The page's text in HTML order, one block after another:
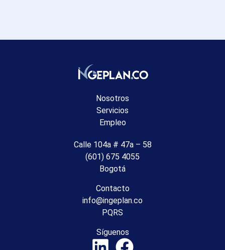
Nosotros
Servicios
Empleo
Calle 104a # 47a – 58
(601) 675 4055
Bogotá
Contacto
info@ingeplan.co
PQRS
Síguenos